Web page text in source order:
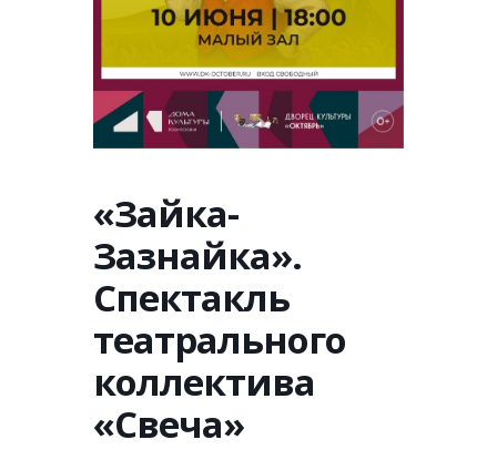
«Зайка-
Зазнайка».
Спектакль
театрального
коллектива
«Свеча»